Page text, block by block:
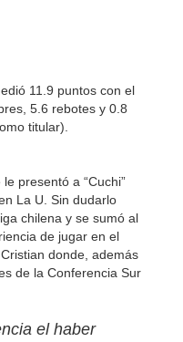
11.9 puntos con el
5.6 rebotes y 0.8
titular).
presentó a “Cuchi”
La U. Sin dudarlo
chilena y se sumó al
de jugar en el
donde, además
de la Conferencia Sur
el haber